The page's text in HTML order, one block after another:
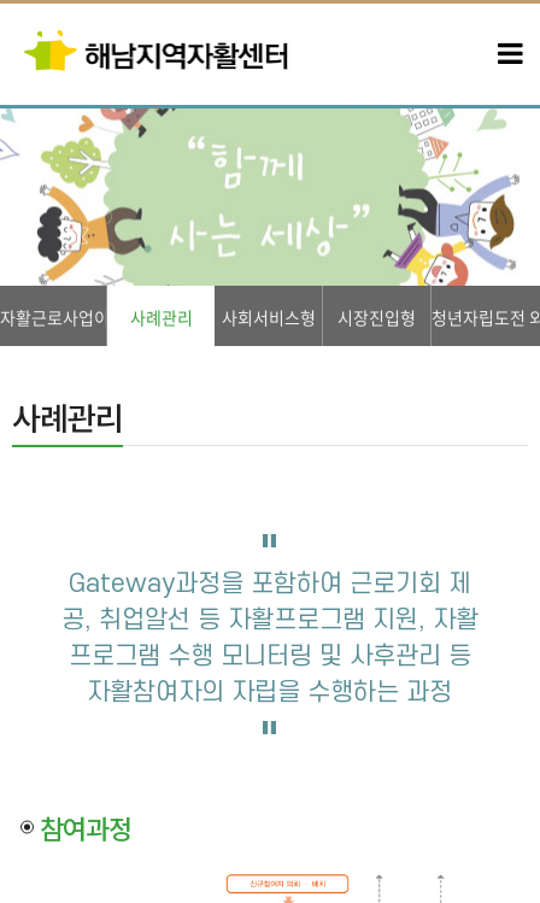
자활근로사업이란?사례관리 사회서비스형 시장진입형 청년자립도전
사례관리
Gateway과정을 포함하여 근로기회 제
공, 취업알선 등 자활프로그램 지원, 자활
프로그램 수행 모니터링 및 사후관리 등
자활참여자의 자립을 수행하는 과정
참여과정